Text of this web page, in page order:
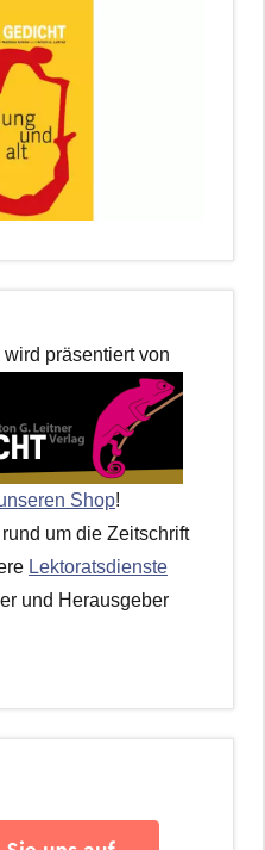
präsentiert von
Shop!
um die Zeitschrift
Lektoratsdienste
und Herausgeber